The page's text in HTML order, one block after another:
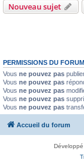
Nouveau sujet
PERMISSIONS DU FORUM
Vous ne pouvez pas
Vous ne pouvez pas
Vous ne pouvez pas
Vous ne pouvez pas
Vous ne pouvez pas
Accueil du forum